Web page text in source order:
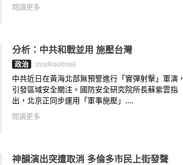
閱讀更多
分析：中共和戰並用 施壓台灣
政治 2026年04月09日
中共近日在黃海北部無預警進行「實彈射擊」軍演，
引發區域安全關注。國防安全研究院所長蘇紫雲指
出，北京正同步運用「軍事施壓」....
閱讀更多
神韻演出突遭取消 多倫多市民上街發聲